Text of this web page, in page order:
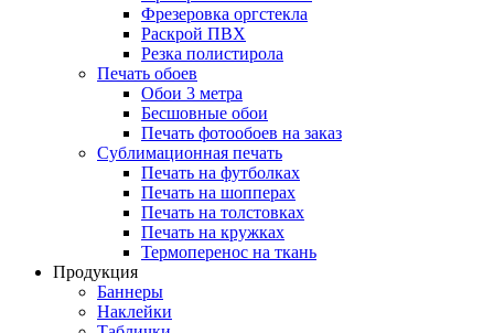
Фрезеровка оргстекла
Раскрой ПВХ
Резка полистирола
Печать обоев
Обои 3 метра
Бесшовные обои
Печать фотообоев на заказ
Сублимационная печать
Печать на футболках
Печать на шопперах
Печать на толстовках
Печать на кружках
Термоперенос на ткань
Продукция
Баннеры
Наклейки